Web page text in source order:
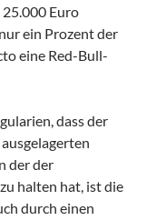
Euro
ein Prozent der
eine Red-Bull-
dass der
der der
halten hat, ist die
durch einen